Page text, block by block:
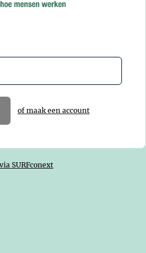
of maak een account
SURFconext